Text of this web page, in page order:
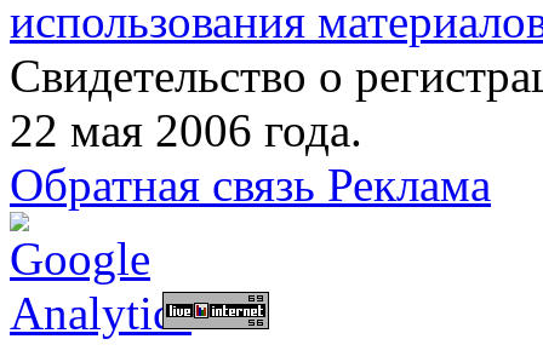
использования
Свидетельство о
22 мая 2006 года.
Обратная связь Реклама